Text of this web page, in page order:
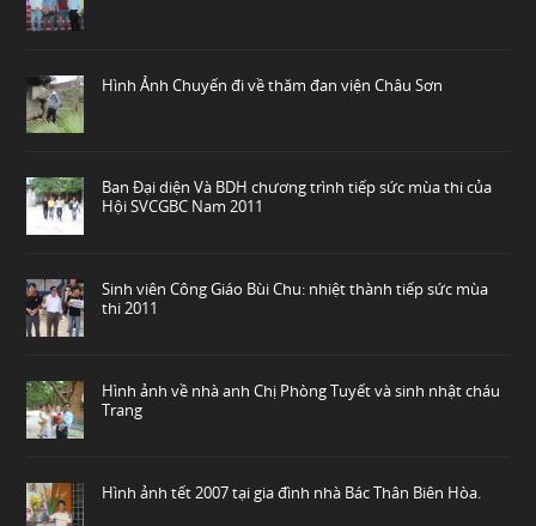
Hình Ảnh Chuyến đi về thăm đan viện Châu Sơn
Ban Đại diện Và BDH chương trình tiếp sức mùa thi của
Hội SVCGBC Nam 2011
Sinh viên Công Giáo Bùi Chu: nhiệt thành tiếp sức mùa
thi 2011
Hình ảnh về nhà anh Chị Phòng Tuyết và sinh nhật cháu
Trang
Hình ảnh tết 2007 tại gia đình nhà Bác Thân Biên Hòa.